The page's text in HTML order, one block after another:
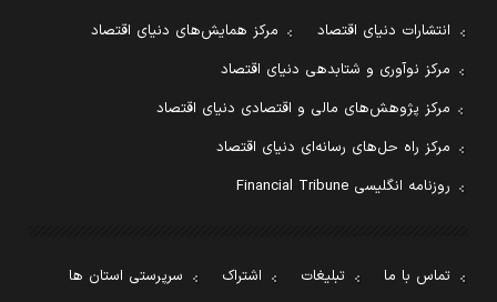
انتشارات دنیای اقتصاد
مرکز همایش‌های دنیای اقتصاد
مرکز نوآوری و شتابدهی دنیای اقتصاد
مرکز پژوهش‌های مالی و اقتصادی دنیای اقتصاد
مرکز راه حل‌های رسانه‌ای دنیای اقتصاد
روزنامه انگلیسی Financial Tribune
تماس با ما تبلیغات اشتراک
سرپرستی استان ها